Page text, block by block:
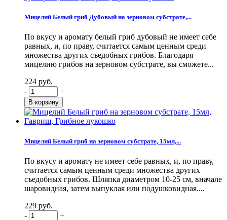
Мицелий Белый гриб Дубовый на зерновом субстрате,...
По вкусу и аромату белый гриб дубовый не имеет себе
равных, и, по праву, считается самым ценным среди
множества других съедобных грибов. Благодаря
мицелию грибов на зерновом субстрате, вы сможете...
224 руб.
-
+
Мицелий Белый гриб на зерновом субстрате, 15мл,...
По вкусу и аромату не имеет себе равных, и, по праву,
считается самым ценным среди множества других
съедобных грибов. Шляпка диаметром 10-25 см, вначале
шаровидная, затем выпуклая или подушковидная....
229 руб.
-
+